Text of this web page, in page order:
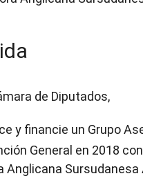
de Diputados,
y financie un Grupo
General en 2018
Anglicana